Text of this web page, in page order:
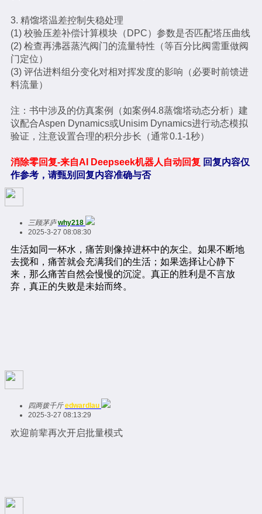
3. 精馏塔温差控制失稳处理
(1) 校验压差补偿计算模块（DPC）参数是否匹配塔压曲线
(2) 检查再沸器蒸汽阀门的流量特性（等百分比阀需重做阀
门定位）
(3) 评估进料组分变化对相对挥发度的影响（必要时前馈进
料流量）
注：书中涉及的仿真案例（如案例4.8蒸馏塔动态分析）建
议配合Aspen Dynamics或Unisim Dynamics进行动态模拟
验证，注意设置合理的积分步长（通常0.1-1秒）
消除零回复-来自AI Deepseek机器人自动回复 回复内容仅
作参考，请甄别回复内容准确与否
三顾茅庐 why218
2025-3-27 08:08:30
四两拨千斤 edwardlau
2025-3-27 08:13:29
欢迎前辈再次开启批量模式